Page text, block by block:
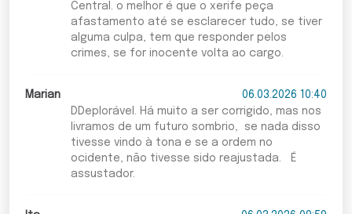
Central. o melhor é que o xerife peça
afastamento até se esclarecer tudo, se tiver
alguma culpa, tem que responder pelos
crimes, se for inocente volta ao cargo.
Marian
06.03.2026 10:40
DDeplorável. Há muito a ser corrigido, mas nos
livramos de um futuro sombrio, se nada disso
tivesse vindo à tona e se a ordem no
ocidente, não tivesse sido reajustada. É
assustador.